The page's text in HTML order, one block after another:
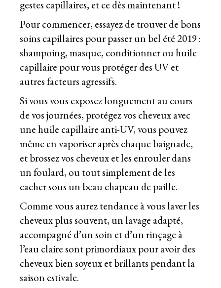
gestes capillaires, et ce dès maintenant !
Pour commencer, essayez de trouver de bons
soins capillaires pour passer un bel été 2019 :
shampoing, masque, conditionner ou huile
capillaire pour vous protéger des UV et
autres facteurs agressifs.
Si vous vous exposez longuement au cours
de vos journées, protégez vos cheveux avec
une huile capillaire anti-UV, vous pouvez
même en vaporiser après chaque baignade,
et brossez vos cheveux et les enrouler dans
un foulard, ou tout simplement de les
cacher sous un beau chapeau de paille.
Comme vous aurez tendance à vous laver les
cheveux plus souvent, un lavage adapté,
accompagné d’un soin et d’un rinçage à
l’eau claire sont primordiaux pour avoir des
cheveux bien soyeux et brillants pendant la
saison estivale.